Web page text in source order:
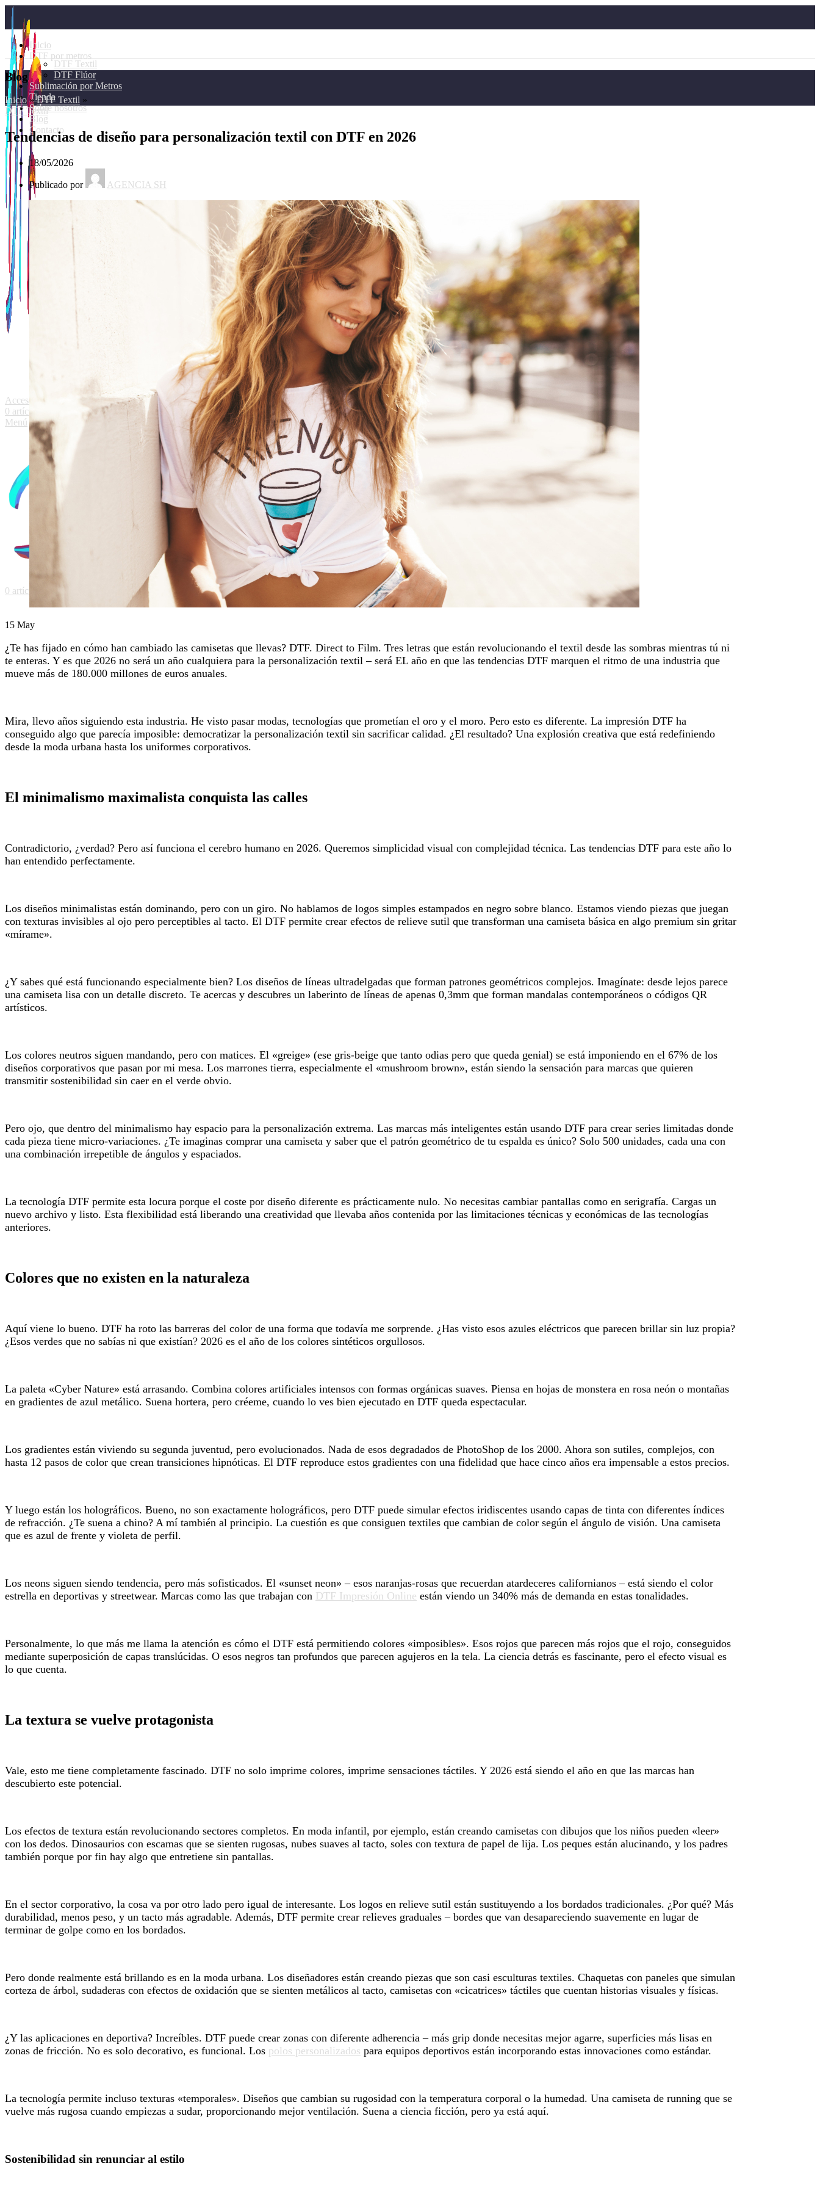
Acceso / Registro
0 artículos
Menú
0 artículos
Inicio
DTF por metros
DTF Textil
DTF Flúor
Sublimación por Metros
Tienda
Sobre nosotros
Blog
Contacto
Blog
Inicio»DTF Textil »
DTF Textil
Tendencias de diseño para personalización textil con DTF en 2026
18/05/2026
Publicado por AGENCIA SH
15 May
¿Te has fijado en cómo han cambiado las camisetas que llevas? DTF. Direct to Film. Tres letras que están revolucionando el textil desde las sombras mientras tú ni
te enteras. Y es que 2026 no será un año cualquiera para la personalización textil – será EL año en que las tendencias DTF marquen el ritmo de una industria que
mueve más de 180.000 millones de euros anuales.
Mira, llevo años siguiendo esta industria. He visto pasar modas, tecnologías que prometían el oro y el moro. Pero esto es diferente. La impresión DTF ha
conseguido algo que parecía imposible: democratizar la personalización textil sin sacrificar calidad. ¿El resultado? Una explosión creativa que está redefiniendo
desde la moda urbana hasta los uniformes corporativos.
El minimalismo maximalista conquista las calles
Contradictorio, ¿verdad? Pero así funciona el cerebro humano en 2026. Queremos simplicidad visual con complejidad técnica. Las tendencias DTF para este año lo
han entendido perfectamente.
Los diseños minimalistas están dominando, pero con un giro. No hablamos de logos simples estampados en negro sobre blanco. Estamos viendo piezas que juegan
con texturas invisibles al ojo pero perceptibles al tacto. El DTF permite crear efectos de relieve sutil que transforman una camiseta básica en algo premium sin gritar
«mírame».
¿Y sabes qué está funcionando especialmente bien? Los diseños de líneas ultradelgadas que forman patrones geométricos complejos. Imagínate: desde lejos parece
una camiseta lisa con un detalle discreto. Te acercas y descubres un laberinto de líneas de apenas 0,3mm que forman mandalas contemporáneos o códigos QR
artísticos.
Los colores neutros siguen mandando, pero con matices. El «greige» (ese gris-beige que tanto odias pero que queda genial) se está imponiendo en el 67% de los
diseños corporativos que pasan por mi mesa. Los marrones tierra, especialmente el «mushroom brown», están siendo la sensación para marcas que quieren
transmitir sostenibilidad sin caer en el verde obvio.
Pero ojo, que dentro del minimalismo hay espacio para la personalización extrema. Las marcas más inteligentes están usando DTF para crear series limitadas donde
cada pieza tiene micro-variaciones. ¿Te imaginas comprar una camiseta y saber que el patrón geométrico de tu espalda es único? Solo 500 unidades, cada una con
una combinación irrepetible de ángulos y espaciados.
La tecnología DTF permite esta locura porque el coste por diseño diferente es prácticamente nulo. No necesitas cambiar pantallas como en serigrafía. Cargas un
nuevo archivo y listo. Esta flexibilidad está liberando una creatividad que llevaba años contenida por las limitaciones técnicas y económicas de las tecnologías
anteriores.
Colores que no existen en la naturaleza
Aquí viene lo bueno. DTF ha roto las barreras del color de una forma que todavía me sorprende. ¿Has visto esos azules eléctricos que parecen brillar sin luz propia?
¿Esos verdes que no sabías ni que existían? 2026 es el año de los colores sintéticos orgullosos.
La paleta «Cyber Nature» está arrasando. Combina colores artificiales intensos con formas orgánicas suaves. Piensa en hojas de monstera en rosa neón o montañas
en gradientes de azul metálico. Suena hortera, pero créeme, cuando lo ves bien ejecutado en DTF queda espectacular.
Los gradientes están viviendo su segunda juventud, pero evolucionados. Nada de esos degradados de PhotoShop de los 2000. Ahora son sutiles, complejos, con
hasta 12 pasos de color que crean transiciones hipnóticas. El DTF reproduce estos gradientes con una fidelidad que hace cinco años era impensable a estos precios.
Y luego están los holográficos. Bueno, no son exactamente holográficos, pero DTF puede simular efectos iridiscentes usando capas de tinta con diferentes índices
de refracción. ¿Te suena a chino? A mí también al principio. La cuestión es que consiguen textiles que cambian de color según el ángulo de visión. Una camiseta
que es azul de frente y violeta de perfil.
Los neons siguen siendo tendencia, pero más sofisticados. El «sunset neon» – esos naranjas-rosas que recuerdan atardeceres californianos – está siendo el color
estrella en deportivas y streetwear. Marcas como las que trabajan con DTF Impresión Online están viendo un 340% más de demanda en estas tonalidades.
Personalmente, lo que más me llama la atención es cómo el DTF está permitiendo colores «imposibles». Esos rojos que parecen más rojos que el rojo, conseguidos
mediante superposición de capas translúcidas. O esos negros tan profundos que parecen agujeros en la tela. La ciencia detrás es fascinante, pero el efecto visual es
lo que cuenta.
La textura se vuelve protagonista
Vale, esto me tiene completamente fascinado. DTF no solo imprime colores, imprime sensaciones táctiles. Y 2026 está siendo el año en que las marcas han
descubierto este potencial.
Los efectos de textura están revolucionando sectores completos. En moda infantil, por ejemplo, están creando camisetas con dibujos que los niños pueden «leer»
con los dedos. Dinosaurios con escamas que se sienten rugosas, nubes suaves al tacto, soles con textura de papel de lija. Los peques están alucinando, y los padres
también porque por fin hay algo que entretiene sin pantallas.
En el sector corporativo, la cosa va por otro lado pero igual de interesante. Los logos en relieve sutil están sustituyendo a los bordados tradicionales. ¿Por qué? Más
durabilidad, menos peso, y un tacto más agradable. Además, DTF permite crear relieves graduales – bordes que van desapareciendo suavemente en lugar de
terminar de golpe como en los bordados.
Pero donde realmente está brillando es en la moda urbana. Los diseñadores están creando piezas que son casi esculturas textiles. Chaquetas con paneles que simulan
corteza de árbol, sudaderas con efectos de oxidación que se sienten metálicos al tacto, camisetas con «cicatrices» táctiles que cuentan historias visuales y físicas.
¿Y las aplicaciones en deportiva? Increíbles. DTF puede crear zonas con diferente adherencia – más grip donde necesitas mejor agarre, superficies más lisas en
zonas de fricción. No es solo decorativo, es funcional. Los polos personalizados para equipos deportivos están incorporando estas innovaciones como estándar.
La tecnología permite incluso texturas «temporales». Diseños que cambian su rugosidad con la temperatura corporal o la humedad. Una camiseta de running que se
vuelve más rugosa cuando empiezas a sudar, proporcionando mejor ventilación. Suena a ciencia ficción, pero ya está aquí.
Sostenibilidad sin renunciar al estilo